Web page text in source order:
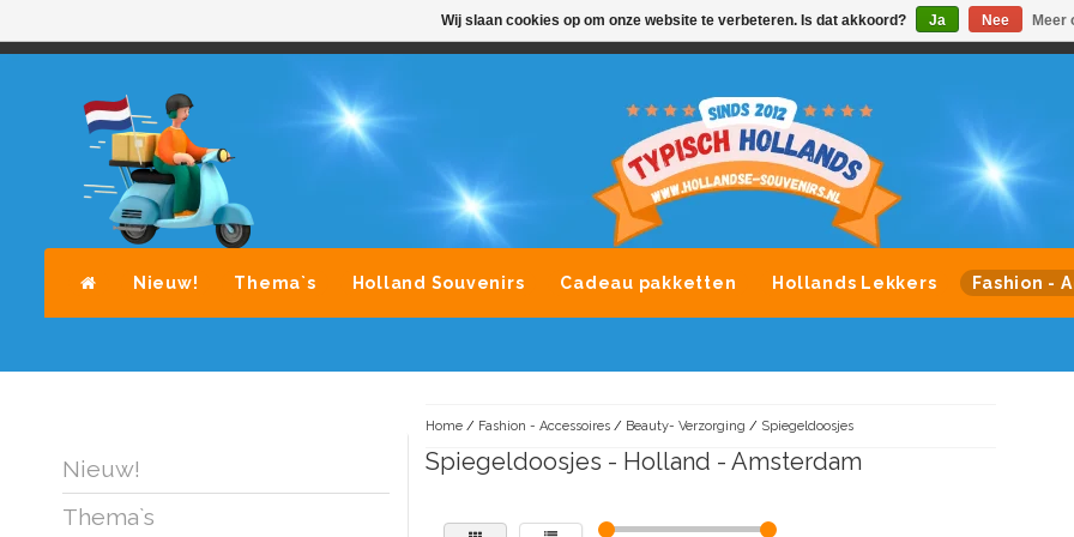
AVONDLEVERING MOGELIJK ALLE MERKEN SOUVENIRS
Nieuw! Thema`s Holland Souvenirs Cadeau pakketten Hollands Lekkers Fashion -
Nieuw!
Thema`s
Home/ Fashion - Accessoires / Beauty- Verzorging / Spiegeldoosjes
Spiegeldoosjes - Holland - Amsterdam
Wij slaan cookies op om onze website te verbeteren. Is dat akkoord? Ja Nee Meer